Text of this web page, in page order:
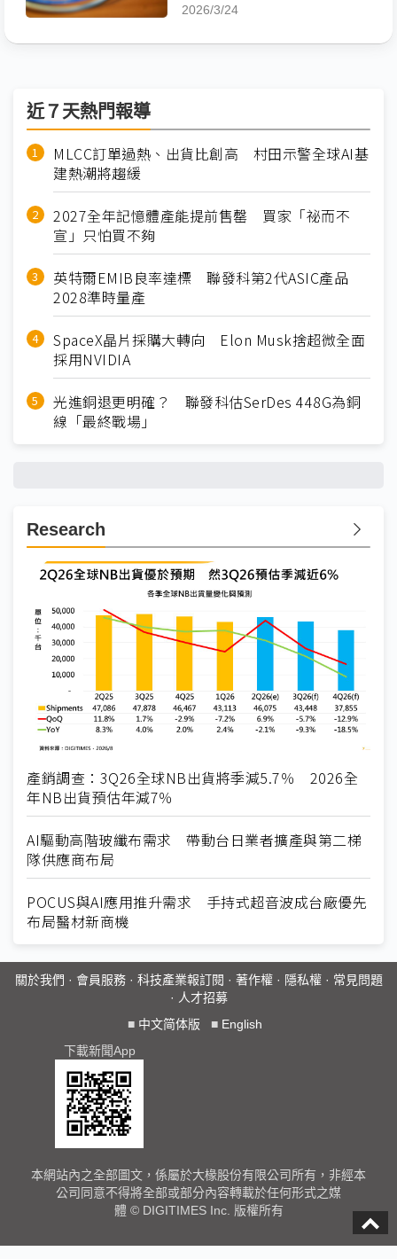
2026/3/24
近７天熱門報導
MLCC訂單過熱、出貨比創高 村田示警全球AI基
建熱潮將趨緩
2027全年記憶體產能提前售罄 買家「祕而不
宣」只怕買不夠
英特爾EMIB良率達標 聯發科第2代ASIC產品
2028準時量產
SpaceX晶片採購大轉向 Elon Musk捨超微全面
採用NVIDIA
光進銅退更明確？ 聯發科估SerDes 448G為銅
線「最終戰場」
Research
產銷調查：3Q26全球NB出貨將季減5.7％ 2026全
年NB出貨預估年減7％
AI驅動高階玻纖布需求 帶動台日業者擴產與第二梯
隊供應商布局
POCUS與AI應用推升需求 手持式超音波成台廠優先
布局醫材新商機
關於我們 · 會員服務· 科技產業報訂閱 · 著作權· 隱私權· 常見問題
· 人才招募
■ 中文简体版 ■ English
下載新聞App
本網站內之全部圖文，係屬於大椽股份有限公司所有，非經本
公司同意不得將全部或部分內容轉載於任何形式之媒
體 © DIGITIMES Inc. 版權所有